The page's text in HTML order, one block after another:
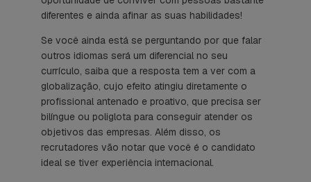
diferentes e ainda afinar as suas habilidades!
Se você ainda está se perguntando por que falar
outros idiomas será um diferencial no seu
currículo, saiba que a resposta tem a ver com a
globalização, cujo efeito atingiu diretamente o
profissional antenado e proativo, que precisa ser
bilíngue ou poliglota para conseguir atender os
objetivos das empresas. Além disso, os
recrutadores vão notar que você é o candidato
ideal se tiver experiência internacional.